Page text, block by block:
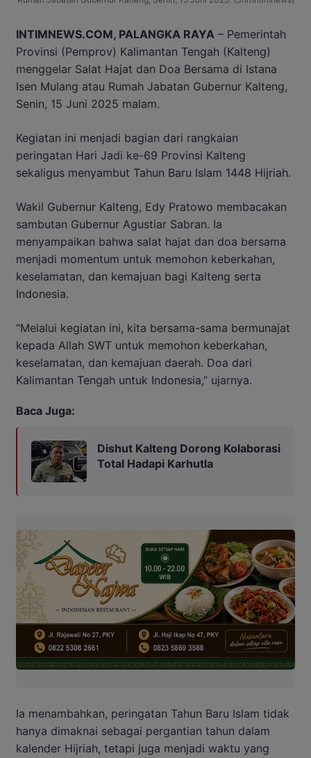
INTIMNEWS.COM, PALANGKA RAYA – Pemerintah
Provinsi (Pemprov) Kalimantan Tengah (Kalteng)
menggelar Salat Hajat dan Doa Bersama di Istana
Isen Mulang atau Rumah Jabatan Gubernur Kalteng,
Senin, 15 Juni 2025 malam.
Kegiatan ini menjadi bagian dari rangkaian
peringatan Hari Jadi ke-69 Provinsi Kalteng
sekaligus menyambut Tahun Baru Islam 1448 Hijriah.
Wakil Gubernur Kalteng, Edy Pratowo membacakan
sambutan Gubernur Agustiar Sabran. Ia
menyampaikan bahwa salat hajat dan doa bersama
menjadi momentum untuk memohon keberkahan,
keselamatan, dan kemajuan bagi Kalteng serta
Indonesia.
“Melalui kegiatan ini, kita bersama-sama bermunajat
kepada Allah SWT untuk memohon keberkahan,
keselamatan, dan kemajuan daerah. Doa dari
Kalimantan Tengah untuk Indonesia,” ujarnya.
Baca Juga:
Dishut Kalteng Dorong Kolaborasi
Total Hadapi Karhutla
Ia menambahkan, peringatan Tahun Baru Islam tidak
hanya dimaknai sebagai pergantian tahun dalam
kalender Hijriah, tetapi juga menjadi waktu yang